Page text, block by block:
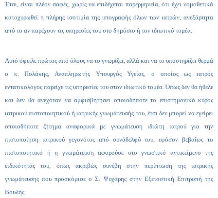
Έτσι, είναι πλέον σαφές, χωρίς να επιδέχεται παρερμηνεία, ότι έχει νομοθετικά
κατοχυρωθεί η πλήρης ισοτιμία της υπογραφής όλων των ιατρών, ανεξάρτητα
από το αν παρέχουν τις υπηρεσίες του στο δημόσιο ή τον ιδιωτικό τομέα.
Αυτό όφειλε πρώτος από όλους να το γνωρίζει, αλλά και να το υποστηρίζει θερμά
ο κ. Πολάκης, Αναπληρωτής Υπουργός Υγείας, ο οποίος ως ιατρός
εντατικολόγος παρείχε τις υπηρεσίες του στον ιδιωτικό τομέα. Όπως δεν θα ήθελε
και δεν θα ανεχόταν να αμφισβητήσει οποιοδήποτε το επιστημονικό κύρος
ιατρικού πιστοποιητικού ή ιατρικής γνωμάτευσής του, έτσι δεν μπορεί να εγείρει
οποιοδήποτε ζήτημα αναφορικά με γνωμάτευση ιδιώτη ιατρού για την
πιστοποίηση ιατρικού γεγονότος από συνάδελφό του, εφόσον βεβαίως το
πιστοποιητικό ή η γνωμάτευση αφορούσε στο γνωστικό αντικείμενο της
ειδικότητάς του, όπως ακριβώς συνέβη στην περίπτωση της ιατρικής
γνωμάτευσης που προσκόμισε ο Σ. Ψυχάρης στην Εξεταστική Επιτροπή της
Βουλής.